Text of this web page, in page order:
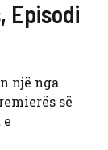
Episodi
një nga
së